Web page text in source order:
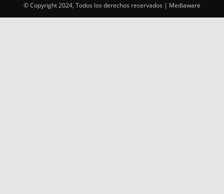
© Copyright 2024, Todos los derechos reservados | Mediaware